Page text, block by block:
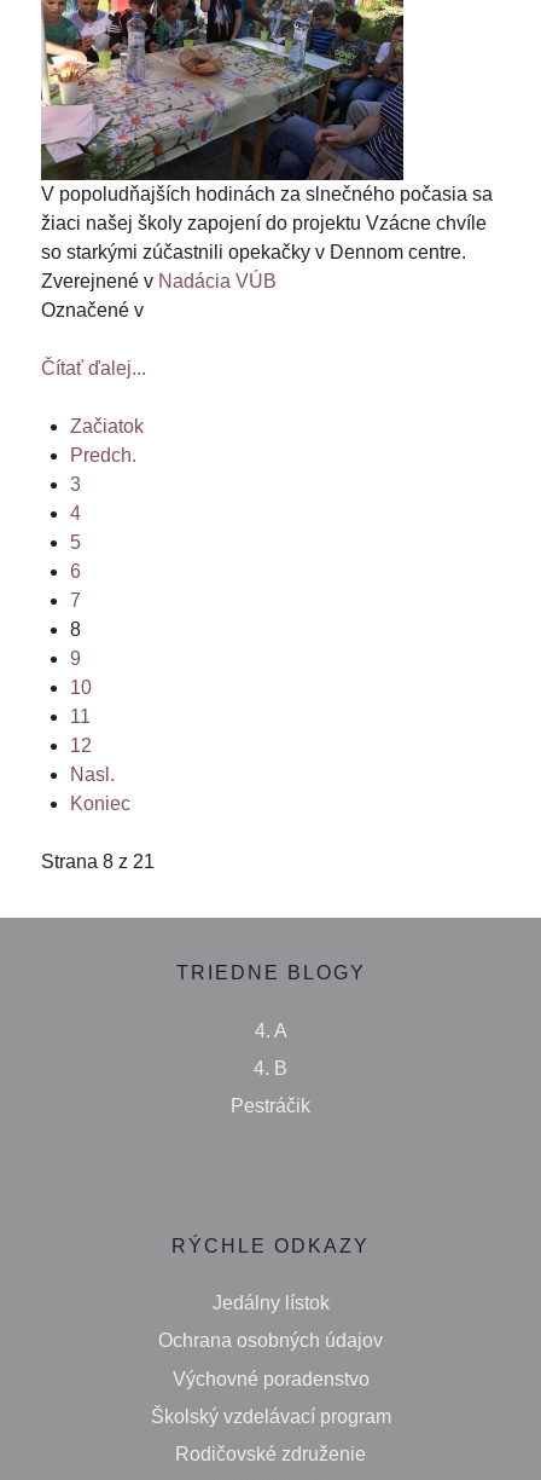
V popoludňajších hodinách za slnečného počasia sa
žiaci našej školy zapojení do projektu Vzácne chvíle
so starkými zúčastnili opekačky v Dennom centre.
Zverejnené v Nadácia VÚB
Označené v
Čítať ďalej...
Začiatok
Predch.
3
4
5
6
7
8
9
10
11
12
Nasl.
Koniec
Strana 8 z 21
TRIEDNE BLOGY
4. A
4. B
Pestráčik
RÝCHLE ODKAZY
Jedálny lístok
Ochrana osobných údajov
Výchovné poradenstvo
Školský vzdelávací program
Rodičovské združenie